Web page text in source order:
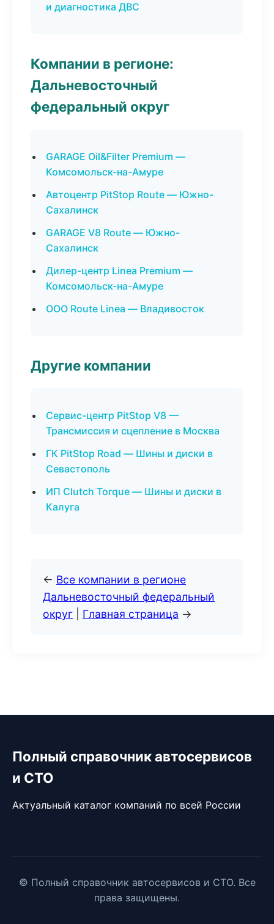
и диагностика ДВС
Компании в регионе:
Дальневосточный
федеральный округ
GARAGE Oil&Filter Premium —
Комсомольск-на-Амуре
Автоцентр PitStop Route — Южно-
Сахалинск
GARAGE V8 Route — Южно-
Сахалинск
Дилер-центр Linea Premium —
Комсомольск-на-Амуре
ООО Route Linea — Владивосток
Другие компании
Сервис-центр PitStop V8 —
Трансмиссия и сцепление в Москва
ГК PitStop Road — Шины и диски в
Севастополь
ИП Clutch Torque — Шины и диски в
Калуга
← Все компании в регионе
Дальневосточный федеральный
округ
Главная страница →
Полный справочник автосервисов
и СТО
Актуальный каталог компаний по всей России
© Полный справочник автосервисов и СТО. Все
права защищены.